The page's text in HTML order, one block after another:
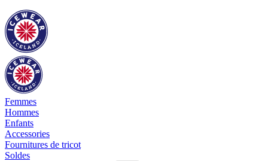
Femmes
Hommes
Enfants
Accessories
Fournitures de tricot
Soldes